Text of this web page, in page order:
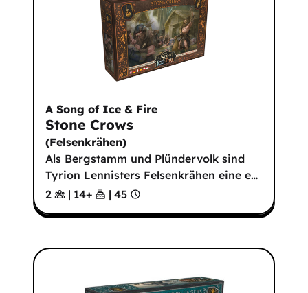
A Song of Ice & Fire
Stone Crows
(Felsenkrähen)
Als Bergstamm und Plündervolk sind
Tyrion Lennisters Felsenkrähen eine e…
2
| 14+ | 45